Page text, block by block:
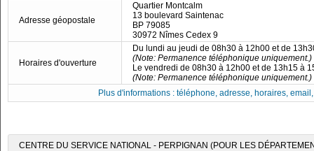
Adresse géopostale
Quartier Montcalm
13 boulevard Saintenac
BP 79085
30972 Nîmes Cedex 9
Horaires d'ouverture
Du lundi au jeudi de 08h30 à 12h00 et de
(Note: Permanence téléphonique uniquement.)
Le vendredi de 08h30 à 12h00 et de 13h15 à
(Note: Permanence téléphonique uniquement.)
Plus d'informations : téléphone, adresse, horaires,
CENTRE DU SERVICE NATIONAL - PERPIGNAN (POUR LES